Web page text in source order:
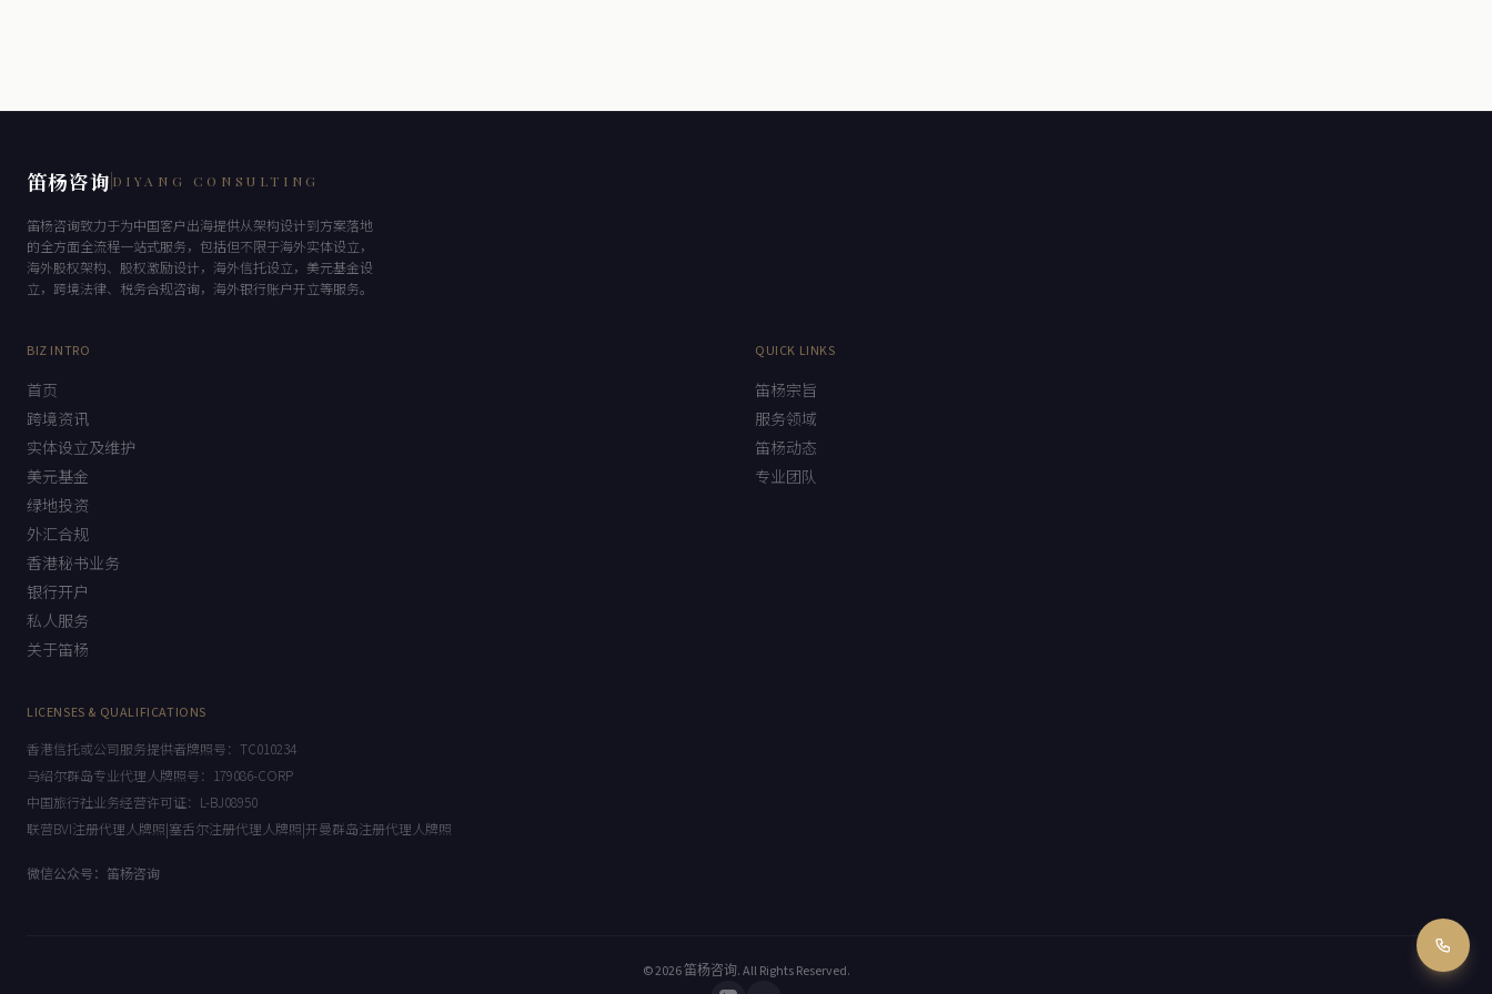
笛杨咨询 DIYANG CONSULTING
笛杨咨询致力于为中国客户出海提供从架构设计到方案落地
的全方面全流程一站式服务，包括但不限于海外实体设立，
海外股权架构、股权激励设计，海外信托设立，美元基金设
立，跨境法律、税务合规咨询，海外银行账户开立等服务。
BIZ INTRO
首页
跨境资讯
实体设立及维护
美元基金
绿地投资
外汇合规
香港秘书业务
银行开户
私人服务
关于笛杨
QUICK LINKS
笛杨宗旨
服务领域
笛杨动态
专业团队
LICENSES & QUALIFICATIONS
香港信托或公司服务提供者牌照号：TC010234
马绍尔群岛专业代理人牌照号：179086-CORP
中国旅行社业务经营许可证：L-BJ08950
联营BVI注册代理人牌照|塞舌尔注册代理人牌照|开曼群岛注册代理人牌照
微信公众号：笛杨咨询
© 2026笛杨咨询. All Rights Reserved.